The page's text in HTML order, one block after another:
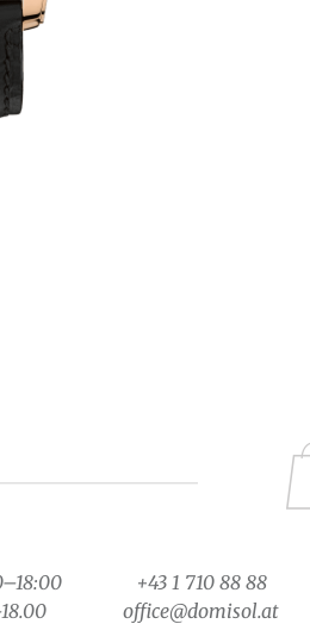
+43 1 710 88 88
office@domisol.at